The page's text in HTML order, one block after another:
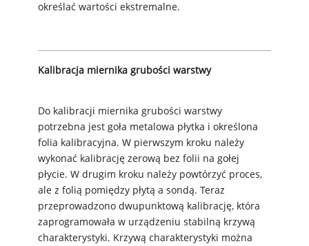
określać wartości ekstremalne.
Kalibracja miernika grubości warstwy
Do kalibracji miernika grubości warstwy
potrzebna jest goła metalowa płytka i określona
folia kalibracyjna. W pierwszym kroku należy
wykonać kalibrację zerową bez folii na gołej
płycie. W drugim kroku należy powtórzyć proces,
ale z folią pomiędzy płytą a sondą. Teraz
przeprowadzono dwupunktową kalibrację, która
zaprogramowała w urządzeniu stabilną krzywą
charakterystyki. Krzywą charakterystyki można